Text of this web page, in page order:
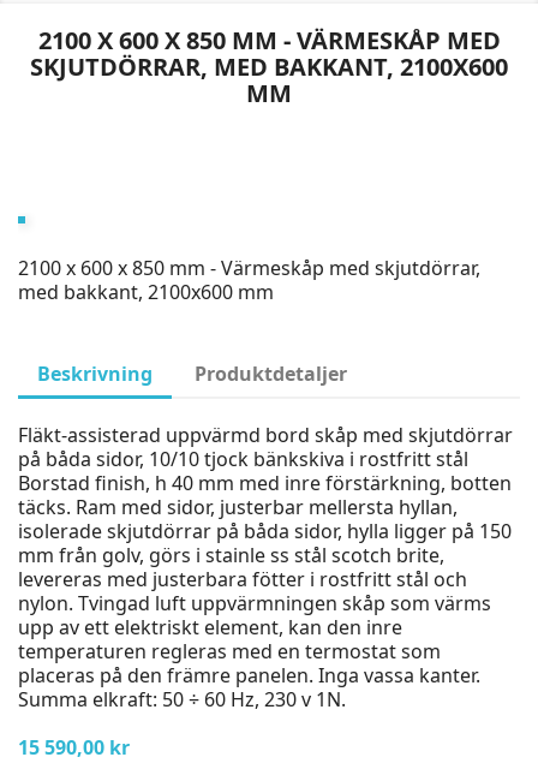
2100 X 600 X 850 MM - VÄRMESKÅP MED
SKJUTDÖRRAR, MED BAKKANT, 2100X600
MM
2100 x 600 x 850 mm - Värmeskåp med skjutdörrar,
med bakkant, 2100x600 mm
Beskrivning Produktdetaljer
Fläkt-assisterad uppvärmd bord skåp med skjutdörrar
på båda sidor, 10/10 tjock bänkskiva i rostfritt stål
Borstad finish, h 40 mm med inre förstärkning, botten
täcks. Ram med sidor, justerbar mellersta hyllan,
isolerade skjutdörrar på båda sidor, hylla ligger på 150
mm från golv, görs i stainle ss stål scotch brite,
levereras med justerbara fötter i rostfritt stål och
nylon. Tvingad luft uppvärmningen skåp som värms
upp av ett elektriskt element, kan den inre
temperaturen regleras med en termostat som
placeras på den främre panelen. Inga vassa kanter.
Summa elkraft: 50 ÷ 60 Hz, 230 v 1N.
15 590,00 kr